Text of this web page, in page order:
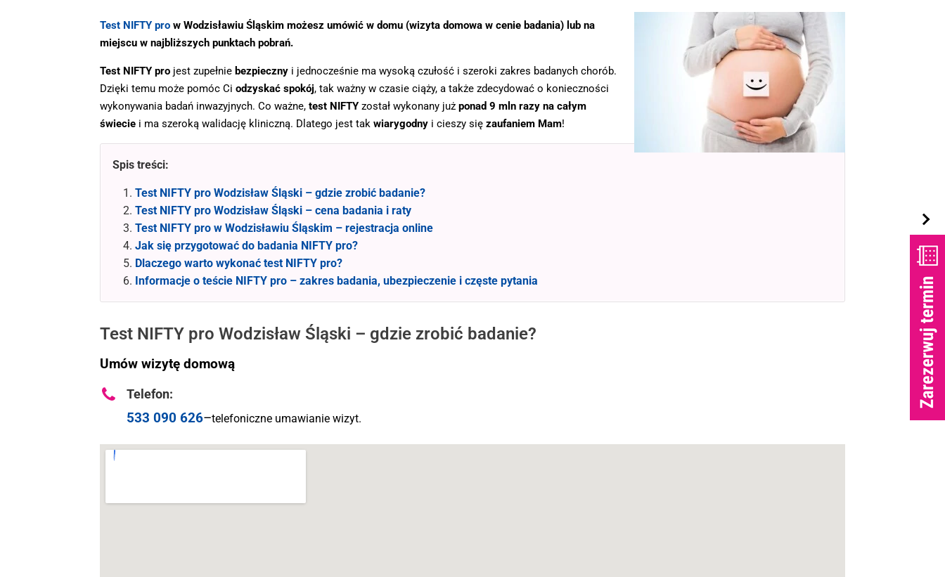
Test NIFTY pro w Wodzisławiu Śląskim możesz umówić w domu (wizyta domowa w cenie badania) lub na
miejscu w najbliższych punktach pobrań.
Test NIFTY pro jest zupełnie bezpieczny i jednocześnie ma wysoką czułość i szeroki zakres badanych chorób.
Dzięki temu może pomóc Ci odzyskać spokój, tak ważny w czasie ciąży, a także zdecydować o konieczności
wykonywania badań inwazyjnych. Co ważne, test NIFTY został wykonany już ponad 9 mln razy na całym
świecie i ma szeroką walidację kliniczną. Dlatego jest tak wiarygodny i cieszy się zaufaniem Mam!
Spis treści:
Test NIFTY pro Wodzisław Śląski – gdzie zrobić badanie?
Test NIFTY pro Wodzisław Śląski – cena badania i raty
Test NIFTY pro w Wodzisławiu Śląskim – rejestracja online
Jak się przygotować do badania NIFTY pro?
Dlaczego warto wykonać test NIFTY pro?
Informacje o teście NIFTY pro – zakres badania, ubezpieczenie i częste pytania
Test NIFTY pro Wodzisław Śląski – gdzie zrobić badanie?
Umów wizytę domową
Telefon:
533 090 626–telefoniczne umawianie wizyt.